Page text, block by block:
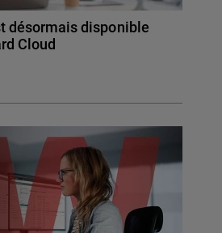
désormais disponible
Cloud